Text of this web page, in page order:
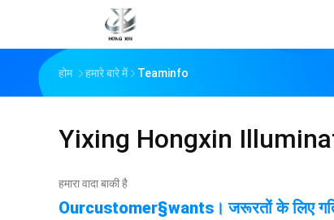
होम हमारे बारे में Teaminfo
Yixing Hongxin
हमारा वादा बाकी है
Ourcustomer§wants। जरूरतों के लिए